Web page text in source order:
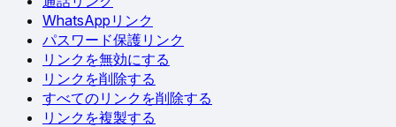
WhatsAppリンク
パスワード保護リンク
リンクを無効にする
リンクを削除する
すべてのリンクを削除する
リンクを複製する